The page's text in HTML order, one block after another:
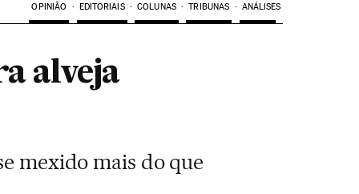
OPINIÃO EDITORIAIS COLUNAS TRIBUNAS ANÁLISES
alveja
mexido mais do que